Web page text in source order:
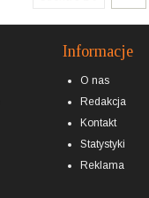
Informacje
O nas
Redakcja
Kontakt
Statystyki
Reklama